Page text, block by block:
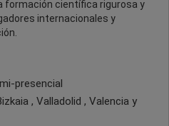
formación científica rigurosa y
internacionales y
presencial
, Valladolid , Valencia y